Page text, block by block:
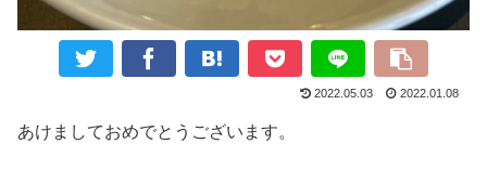
2022.05.03 2022.01.08
あけましておめでとうございます。